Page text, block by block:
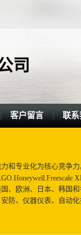
司
| 客户留言 | 联系
和专业化为核心竞争
、欧洲、日本、韩国
防、仪器仪表、自动